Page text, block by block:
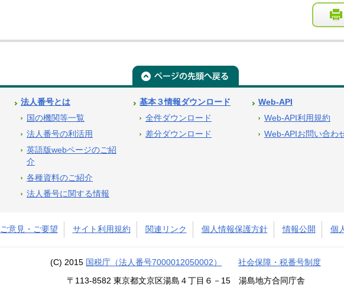
法人番号とは
国の機関等一覧
法人番号の利活用
英語版webページのご紹
介
各種資料のご紹介
法人番号に関する情報
基本３情報ダウンロード
全件ダウンロード
差分ダウンロード
Web-API
Web-API利用規約
Web-APIお問い合わ
ご意見・ご要望 サイト利用規約 関連リンク 個人情報保護方針 情報公開 個
(C) 2015 国税庁（法人番号7000012050002） 社会保障・税番号制度
〒113-8582 東京都文京区湯島４丁目６－15 湯島地方合同庁舎